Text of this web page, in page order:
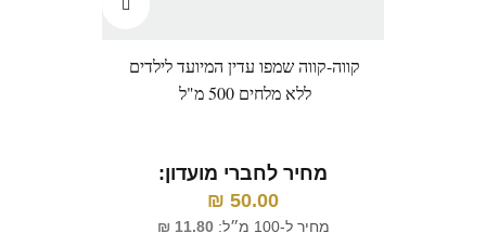
קווה-קווה שמפו עדין המיועד לילדים
ללא מלחים 500 מ"ל
מחיר לחברי מועדון:
50.00
₪
מחיר ל-100 מ״ל: 11.80
₪